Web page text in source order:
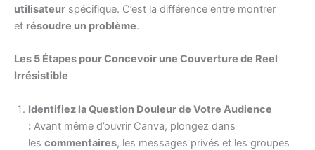
utilisateur spécifique. C’est la différence entre montrer
et résoudre un problème.
Les 5 Étapes pour Concevoir une Couverture de Reel
Irrésistible
Identifiez la Question Douleur de Votre Audience
: Avant même d’ouvrir Canva, plongez dans
les commentaires, les messages privés et les groupes